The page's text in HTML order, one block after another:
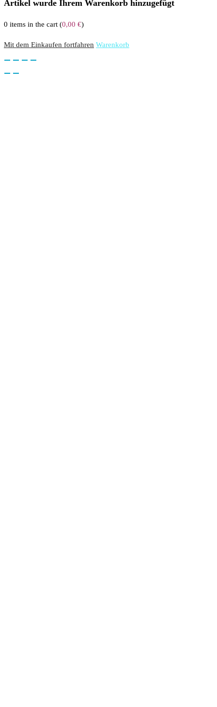
Artikel wurde Ihrem Warenkorb hinzugefügt
0 items in the cart (0,00 €)
Mit dem Einkaufen fortfahren Warenkorb